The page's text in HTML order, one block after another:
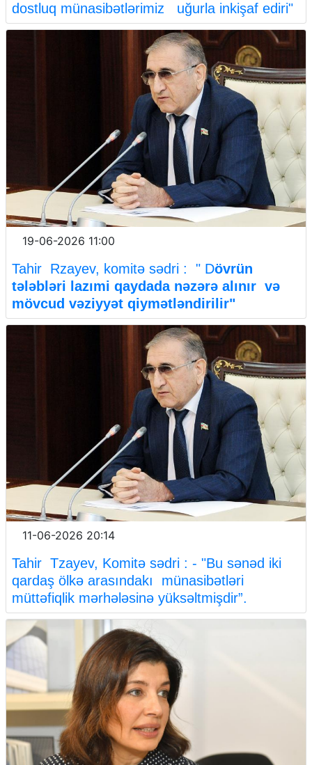
dostluq münasibətlərimiz uğurla inkişaf ediri"
19-06-2026 11:00
Tahir Rzayev, komitə sədri : " Dövrün
tələbləri lazımi qaydada nəzərə alınır və
mövcud vəziyyət qiymətləndirilir"
11-06-2026 20:14
Tahir Tzayev, Komitə sədri : - "Bu sənəd iki
qardaş ölkə arasındakı münasibətləri
müttəfiqlik mərhələsinə yüksəltmişdir”.